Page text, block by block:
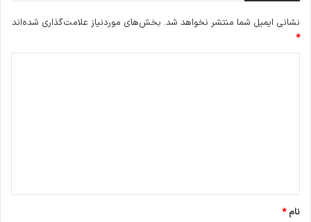
نشانی ایمیل شما منتشر نخواهد شد. بخش‌های موردنیاز علامت‌گذاری شده‌اند
*
نام*